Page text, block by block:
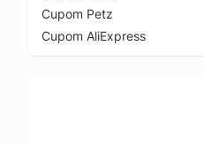
Cupom Petz
Cupom AliExpress